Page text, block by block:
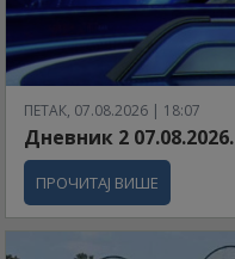
ПЕТАК, 07.08.2026 | 18:07
Дневник 2 07.08.2026.
ПРОЧИТАЈ ВИШЕ